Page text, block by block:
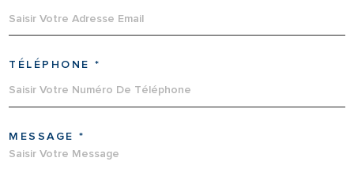
TÉLÉPHONE *
MESSAGE *